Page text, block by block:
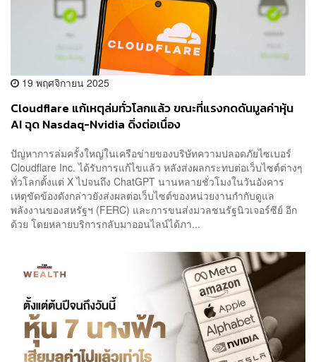
19 พฤศจิกายน 2025
Cloudflare แก้เหตุล่มทั่วโลกแล้ว ขณะที่แรงกดดันมูลค่าหุ้น
AI ฉุด Nasdaq-Nvidia ดิ่งต่อเนื่อง
ปัญหาการล่มครั้งใหญ่ในเครือข่ายของบริษัทความปลอดภัยไซเบอร์
Cloudflare Inc. ได้รับการแก้ไขแล้ว หลังส่งผลกระทบต่อเว็บไซต์ต่างๆ
ทั่วโลกตั้งแต่ X ไปจนถึง ChatGPT นานหลายชั่วโมงในวันอังคาร
เหตุขัดข้องดังกล่าวยังส่งผลต่อเว็บไซต์ของหน่วยงานกำกับดูแล
พลังงานของสหรัฐฯ (FERC) และการขนส่งมวลชนรัฐนิวเจอร์ซีย์ อีก
ด้วย โดยหลายบริการกลับมาออนไลน์ได้ภา...